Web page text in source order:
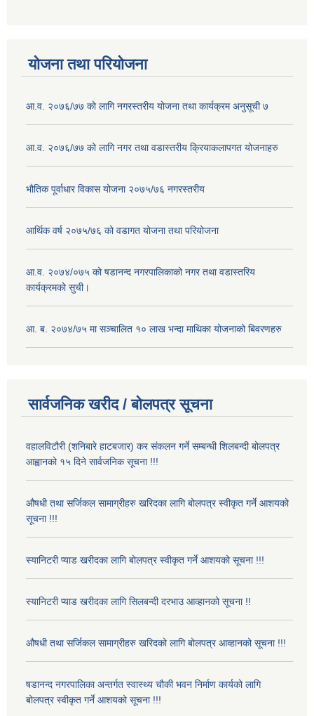
योजना तथा परियोजना
आ.व. २०७६/७७ को लागि नगरस्तरीय योजना तथा कार्यक्रम अनुसूची ७
आ.व. २०७६/७७ को लागि नगर तथा वडास्तरीय क्रियाकलापगत योजनाहरु
भौतिक पूर्वाधार विकास योजना २०७५/७६ नगरस्तरीय
आर्थिक वर्ष २०७५/७६ को वडागत योजना तथा परियोजना
आ.व. २०७४/०७५ को षडानन्द नगरपालिकाको नगर तथा वडास्तरिय
कार्यक्रमको सुची।
आ. ब. २०७४/७५ मा सञ्चालित १० लाख भन्दा माथिका योजनाको बिवरणहरु
सार्वजनिक खरीद / बोलपत्र सूचना
वहालविटौरी (शनिबारे हाटबजार) कर संकलन गर्ने सम्बन्धी शिलबन्दी बोलपत्र
आह्वानको १५ दिने सार्वजनिक सूचना !!!
औषधी तथा सर्जिकल सामाग्रीहरु खरिदका लागि बोलपत्र स्वीकृत गर्ने आशयको
सूचना !!!
स्यानिटरी प्याड खरीदका लागि बोलपत्र स्वीकृत गर्ने आशयको सूचना !!!
स्यानिटरी प्याड खरीदका लागि सिलबन्दी दरभाउ आव्हानको सूचना !!
औषधी तथा सर्जिकल सामाग्रीहरु खरिदको लागि बोलपत्र आव्हानको सूचना !!!
षडानन्द नगरपालिका अन्तर्गत स्वास्थ्य चौकी भवन निर्माण कार्यको लागि
बोलपत्र स्वीकृत गर्ने आशयको सूचना !!!